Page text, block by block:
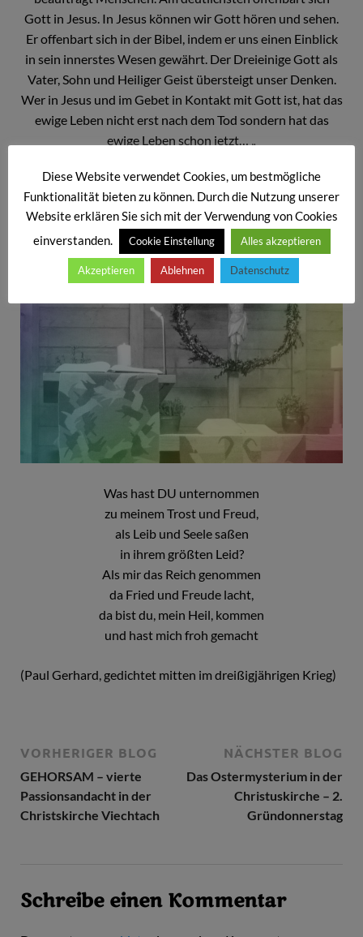
Gott in Jesus. In Jesus können wir Gott hören und sehen.
Er offenbart sich in der Bibel, indem er uns einen Einblick
in sein innerstes Wesen gewährt. Der Dreieinige Gott als
Vater, Sohn und Heiliger Geist übersteigt unser Denken.
Wer in Jesus und im Gebet in Kontakt mit Gott ist, hat das
ewige Leben nicht erst nach dem Tod sondern hat das
ewige Leben schon jetzt… „
Was hast DU unternommen
zu meinem Trost und Freud,
als Leib und Seele saßen
in ihrem größten Leid?
Als mir das Reich genommen
da Fried und Freude lacht,
da bist du, mein Heil, kommen
und hast mich froh gemacht
(Paul Gerhard, gedichtet mitten im dreißigjährigen Krieg)
VORHERIGER BLOG
GEHORSAM – vierte
Passionsandacht in der
Christskirche Viechtach
NÄCHSTER BLOG
Das Ostermysterium in der
Christuskirche – 2.
Gründonnerstag
Schreibe einen Kommentar
Diese Website verwendet Cookies, um bestmögliche
Funktionalität bieten zu können. Durch die Nutzung unserer
Website erklären Sie sich mit der Verwendung von Cookies
einverstanden.
Cookie Einstellung Alles akzeptieren
Akzeptieren Ablehnen Datenschutz